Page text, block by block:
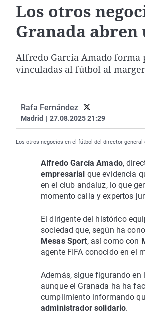
Los otros
Granada abren
Alfredo García Amado forma
vinculadas al fútbol al
Rafa Fernández
Madrid | 27.08.2025 21:29
Los otros negocios en el fútbol del director
Alfredo García Amado,
empresarial que evidencia
en el club andaluz, lo que
momento calla y expertos
El dirigente del histórico
sociedad que, según ha
Mesas Sport, así como con
agente FIFA conocido en el
Además, sigue figurando
aunque el Granada ha ha
cumplimiento informando
administrador solidario.